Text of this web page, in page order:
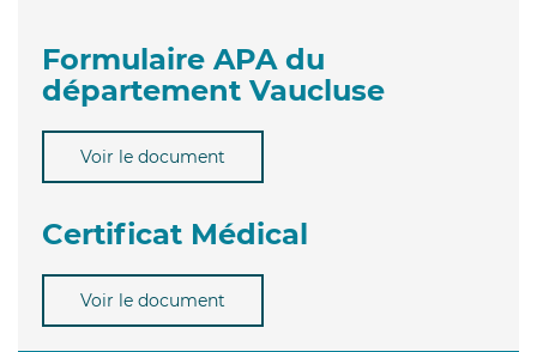
Formulaire APA du
département Vaucluse
Voir le document
Certificat Médical
Voir le document